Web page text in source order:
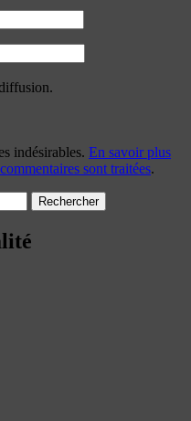
indésirables. En savoir plus
sont traitées.